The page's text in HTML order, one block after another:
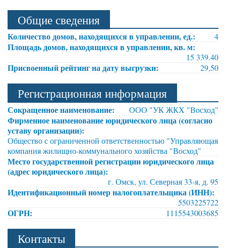
Общие сведения
Количество домов, находящихся в управлении, ед.: 4
Площадь домов, находящихся в управлении, кв. м:
15 339.40
Присвоенный рейтинг на дату выгрузки: 29,50
Регистрационная информация
Сокращенное наименование: ООО "УК ЖКХ "Восход"
Фирменное наименование юридического лица (согласно
уставу организации):
Общество с ограниченной ответственностью "Управляющая
компания жилищно-коммунального хозяйства "Восход"
Место государственной регистрации юридического лица
(адрес юридического лица):
г. Омск, ул. Северная 33-я, д. 95
Идентификационный номер налогоплательщика (ИНН):
5503225722
ОГРН: 1115543003685
Контакты